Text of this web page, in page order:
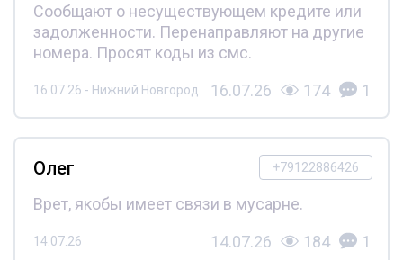
Сообщают о несуществующем кредите или
задолженности. Перенаправляют на другие
номера. Просят коды из смс.
16.07.26 - Нижний Новгород 16.07.26 174 1
+79122886426
Олег
Врет, якобы имеет связи в мусарне.
14.07.26 14.07.26 184 1